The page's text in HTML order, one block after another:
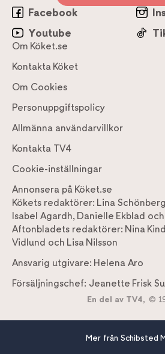
Facebook
Youtube
Om Köket.se
Kontakta Köket
Om Cookies
Personuppgiftspolicy
Allmänna användarvillkor
Kontakta TV4
Cookie-inställningar
Annonsera på Köket.se
Kökets redaktörer: Lina Schönberg
Isabel Agardh, Danielle Ekblad och
Aftonbladets redaktörer: Nina
Vidlund och Lisa Nilsson
Ansvarig utgivare: Helena Aro
Försäljningschef: Jeanette Frisk
En del av TV4, ©
Mer från Schibsted